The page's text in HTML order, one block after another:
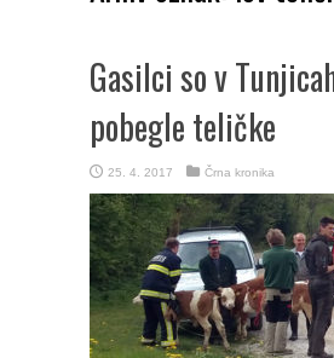
Gasilci so v
pobegle teličke
25. 4. 2017 Črna kronika